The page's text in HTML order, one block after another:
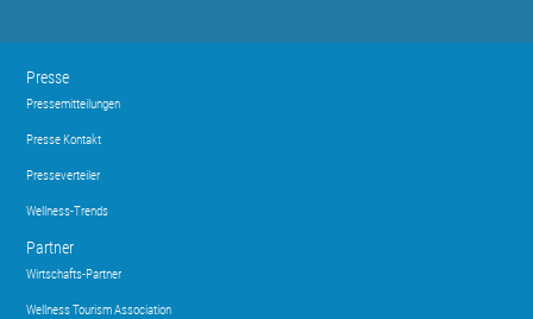
Presse
Pressemitteilungen
Presse Kontakt
Presseverteiler
Wellness-Trends
Partner
Wirtschafts-Partner
Wellness Tourism Association